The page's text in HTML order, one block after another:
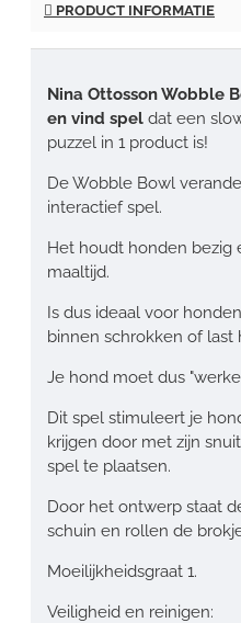
PRODUCT INFORMATIE
Nina Ottosson Wobble
en vind spel dat een
puzzel in 1 product is!
De Wobble Bowl
interactief spel.
Het houdt honden bezig
maaltijd.
Is dus ideaal voor
binnen schrokken of
Je hond moet dus
Dit spel stimuleert je
krijgen door met zijn
spel te plaatsen.
Door het ontwerp staat
schuin en rollen de
Moeilijkheidsgraat 1.
Veiligheid en reinigen: